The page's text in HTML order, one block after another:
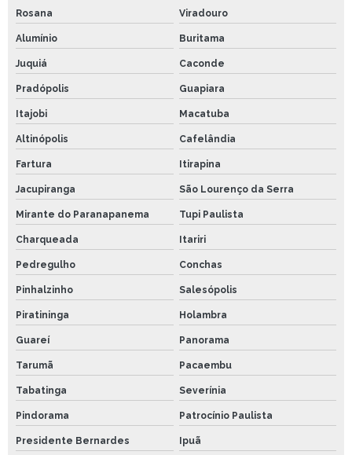
Rosana Viradouro
Alumínio Buritama
Juquiá Caconde
Pradópolis Guapiara
Itajobi Macatuba
Altinópolis Cafelândia
Fartura Itirapina
Jacupiranga São Lourenço da Serra
Mirante do Paranapanema Tupi Paulista
Charqueada Itariri
Pedregulho Conchas
Pinhalzinho Salesópolis
Piratininga Holambra
Guareí Panorama
Tarumã Pacaembu
Tabatinga Severínia
Pindorama Patrocínio Paulista
Presidente Bernardes Ipuã